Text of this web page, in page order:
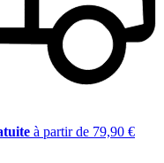
à partir de 79,90 €